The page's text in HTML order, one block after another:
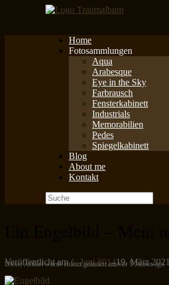
Home
Fotosammlungen
Aqua
Arabesque
Eye in the Sky
Farbrausch
Fensterkabinett
Industrials
Memorabilien
Pedes
Spiegelkabinett
Blog
About me
Kontakt
Suche
nach:
Veröffentlicht am1. Juni 201419. März 2021
Dieser Artikel wurde zuletzt geändert am/vor 5 Jahren ago